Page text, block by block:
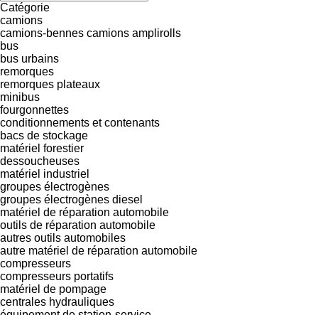
Catégorie
camions
camions-bennes camions amplirolls
bus
bus urbains
remorques
remorques plateaux
minibus
fourgonnettes
conditionnements et contenants
bacs de stockage
matériel forestier
dessoucheuses
matériel industriel
groupes électrogènes
groupes électrogènes diesel
matériel de réparation automobile
outils de réparation automobile
autres outils automobiles
autre matériel de réparation automobile
compresseurs
compresseurs portatifs
matériel de pompage
centrales hydrauliques